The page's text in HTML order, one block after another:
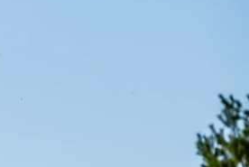
来型と比較すると大幅に向上して
いる
備
う
知らず